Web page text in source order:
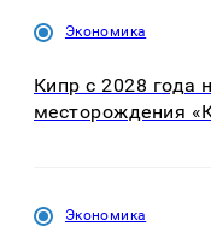
Экономика
Кипр с 2028 года
месторождения
Экономика